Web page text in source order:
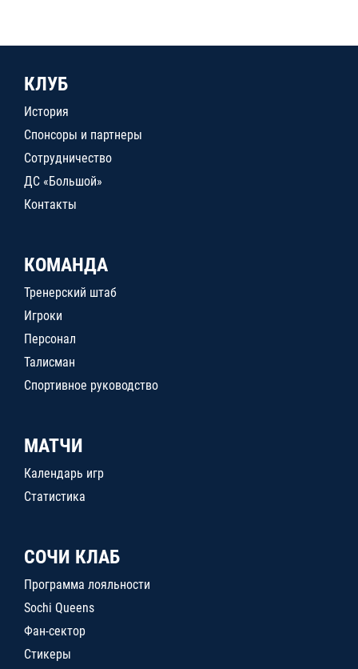
КЛУБ
История
Спонсоры и партнеры
Сотрудничество
ДС «Большой»
Контакты
КОМАНДА
Тренерский штаб
Игроки
Персонал
Талисман
Спортивное руководство
МАТЧИ
Календарь игр
Статистика
СОЧИ КЛАБ
Программа лояльности
Sochi Queens
Фан-сектор
Стикеры